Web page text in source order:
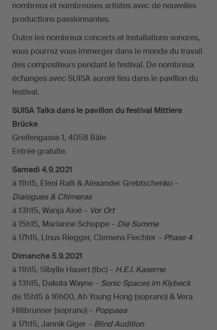
nombreux et nombreuses artistes avec de nouvelles
productions passionnantes.
Outre les nombreux concerts et installations sonores,
vous pourrez vous immerger dans le monde du travail
des compositeurs pendant le festival. De nombreux
échanges avec SUISA auront lieu dans le pavillon du
festival.
SUISA Talks dans le pavillon du festival Mittlere
Brücke
Greifengasse 1, 4058 Bâle
Entrée gratuite.
Samedi 4.9.2021
à 11h15, Eleni Ralli & Alexander Grebtschenko –
Dialogues & Chimeras
à 13h15, Wanja Aloé – Vor Ort
à 15h15, Marianne Schuppe – Die Summe
à 17h15, Linus Riegger, Clemens Fiechter – Phase 4
Dimanche 5.9.2021
à 11h15, Sibylle Hauert (tbc) – H.E.I. Kaserne
à 13h15, Dakota Wayne – Sonic Spaces im Klybeck
de 15h15 à 16h00, Ah Young Hong (soprano) & Vera
Hiltbrunner (soprano) – Poppaea
à 17h15, Jannik Giger – Blind Audition